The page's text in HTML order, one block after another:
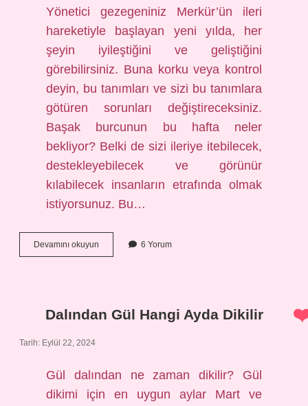
Yönetici gezegeniniz Merkür’ün ileri
hareketiyle başlayan yeni yılda, her
şeyin iyileştiğini ve geliştiğini
görebilirsiniz. Buna korku veya kontrol
deyin, bu tanımları ve sizi bu tanımlara
götüren sorunları değiştireceksiniz.
Başak burcunun bu hafta neler
bekliyor? Belki de sizi ileriye itebilecek,
destekleyebilecek ve görünür
kılabilecek insanların etrafında olmak
istiyorsunuz. Bu…
Devamını okuyun
Burcu
6 Yorum
Dalından Gül Hangi Ayda Dikilir
Tarih: Eylül 22, 2024
Gül dalından ne zaman dikilir? Gül
dikimi için en uygun aylar Mart ve